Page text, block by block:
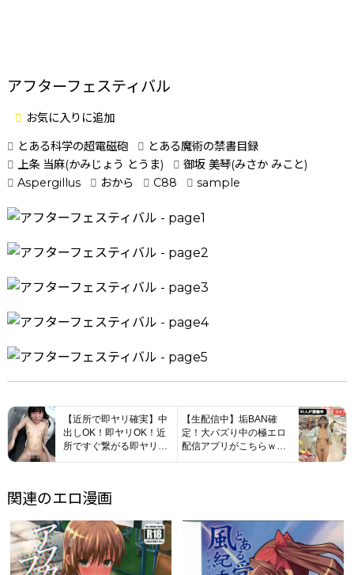
アフターフェスティバル
お気に入りに追加
とある科学の超電磁砲
とある魔術の禁書目録
上条 当麻(かみじょう とうま)
御坂 美琴(みさか みこと)
Aspergillus
おから C88 sample
【近所で即ヤリ確実】中
出しOK！即ヤリOK！近
所ですぐ繋がる即ヤリア
プリが有能すぎたwww
【生配信中】垢BAN確
定！大バズり中の極エロ
配信アプリがこちらｗｗ
ｗ
関連のエロ漫画